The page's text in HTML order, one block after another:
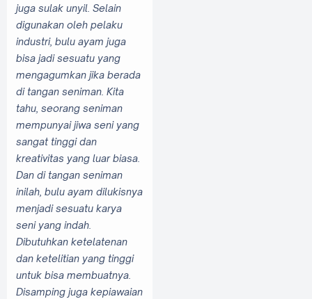
juga sulak unyil. Selain
digunakan oleh pelaku
industri, bulu ayam juga
bisa jadi sesuatu yang
mengagumkan jika berada
di tangan seniman. Kita
tahu, seorang seniman
mempunyai jiwa seni yang
sangat tinggi dan
kreativitas yang luar biasa.
Dan di tangan seniman
inilah, bulu ayam dilukisnya
menjadi sesuatu karya
seni yang indah.
Dibutuhkan ketelatenan
dan ketelitian yang tinggi
untuk bisa membuatnya.
Disamping juga kepiawaian